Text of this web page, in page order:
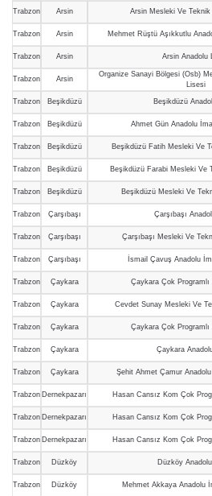
Trabzon Arsin Arsin Mesleki Ve
Trabzon Arsin Mehmet Rüştü Aşıkkutlu
Trabzon Arsin Arsin Anadolu
Trabzon Arsin
Organize Sanayi Bölgesi (Osb)
Lisesi
Trabzon Beşikdüzü Beşikdüzü
Trabzon Beşikdüzü Ahmet Gün Anadolu
Trabzon Beşikdüzü Beşikdüzü Fatih Mesleki Ve
Trabzon Beşikdüzü Beşikdüzü Farabi Mesleki Ve
Trabzon Beşikdüzü Beşikdüzü Mesleki Ve
Trabzon Çarşıbaşı Çarşıbaşı
Trabzon Çarşıbaşı Çarşıbaşı Mesleki Ve
Trabzon Çarşıbaşı İsmail Çavuş Anadolu
Trabzon Çaykara Çaykara Çok
Trabzon Çaykara Cevdet Sunay Mesleki Ve
Trabzon Çaykara Çaykara Çok
Trabzon Çaykara Çaykara
Trabzon Çaykara Şehit Ahmet Çamur
Trabzon Dernekpazarı Hasan Cansız Kom Çok
Trabzon Dernekpazarı Hasan Cansız Kom Çok
Trabzon Dernekpazarı Hasan Cansız Kom Çok
Trabzon Düzköy Düzköy
Trabzon Düzköy Mehmet Akkaya Anadolu